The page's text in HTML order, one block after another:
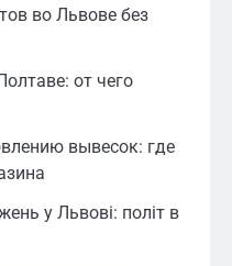
во Львове без
от чего
вывесок: где
у Львові: політ в